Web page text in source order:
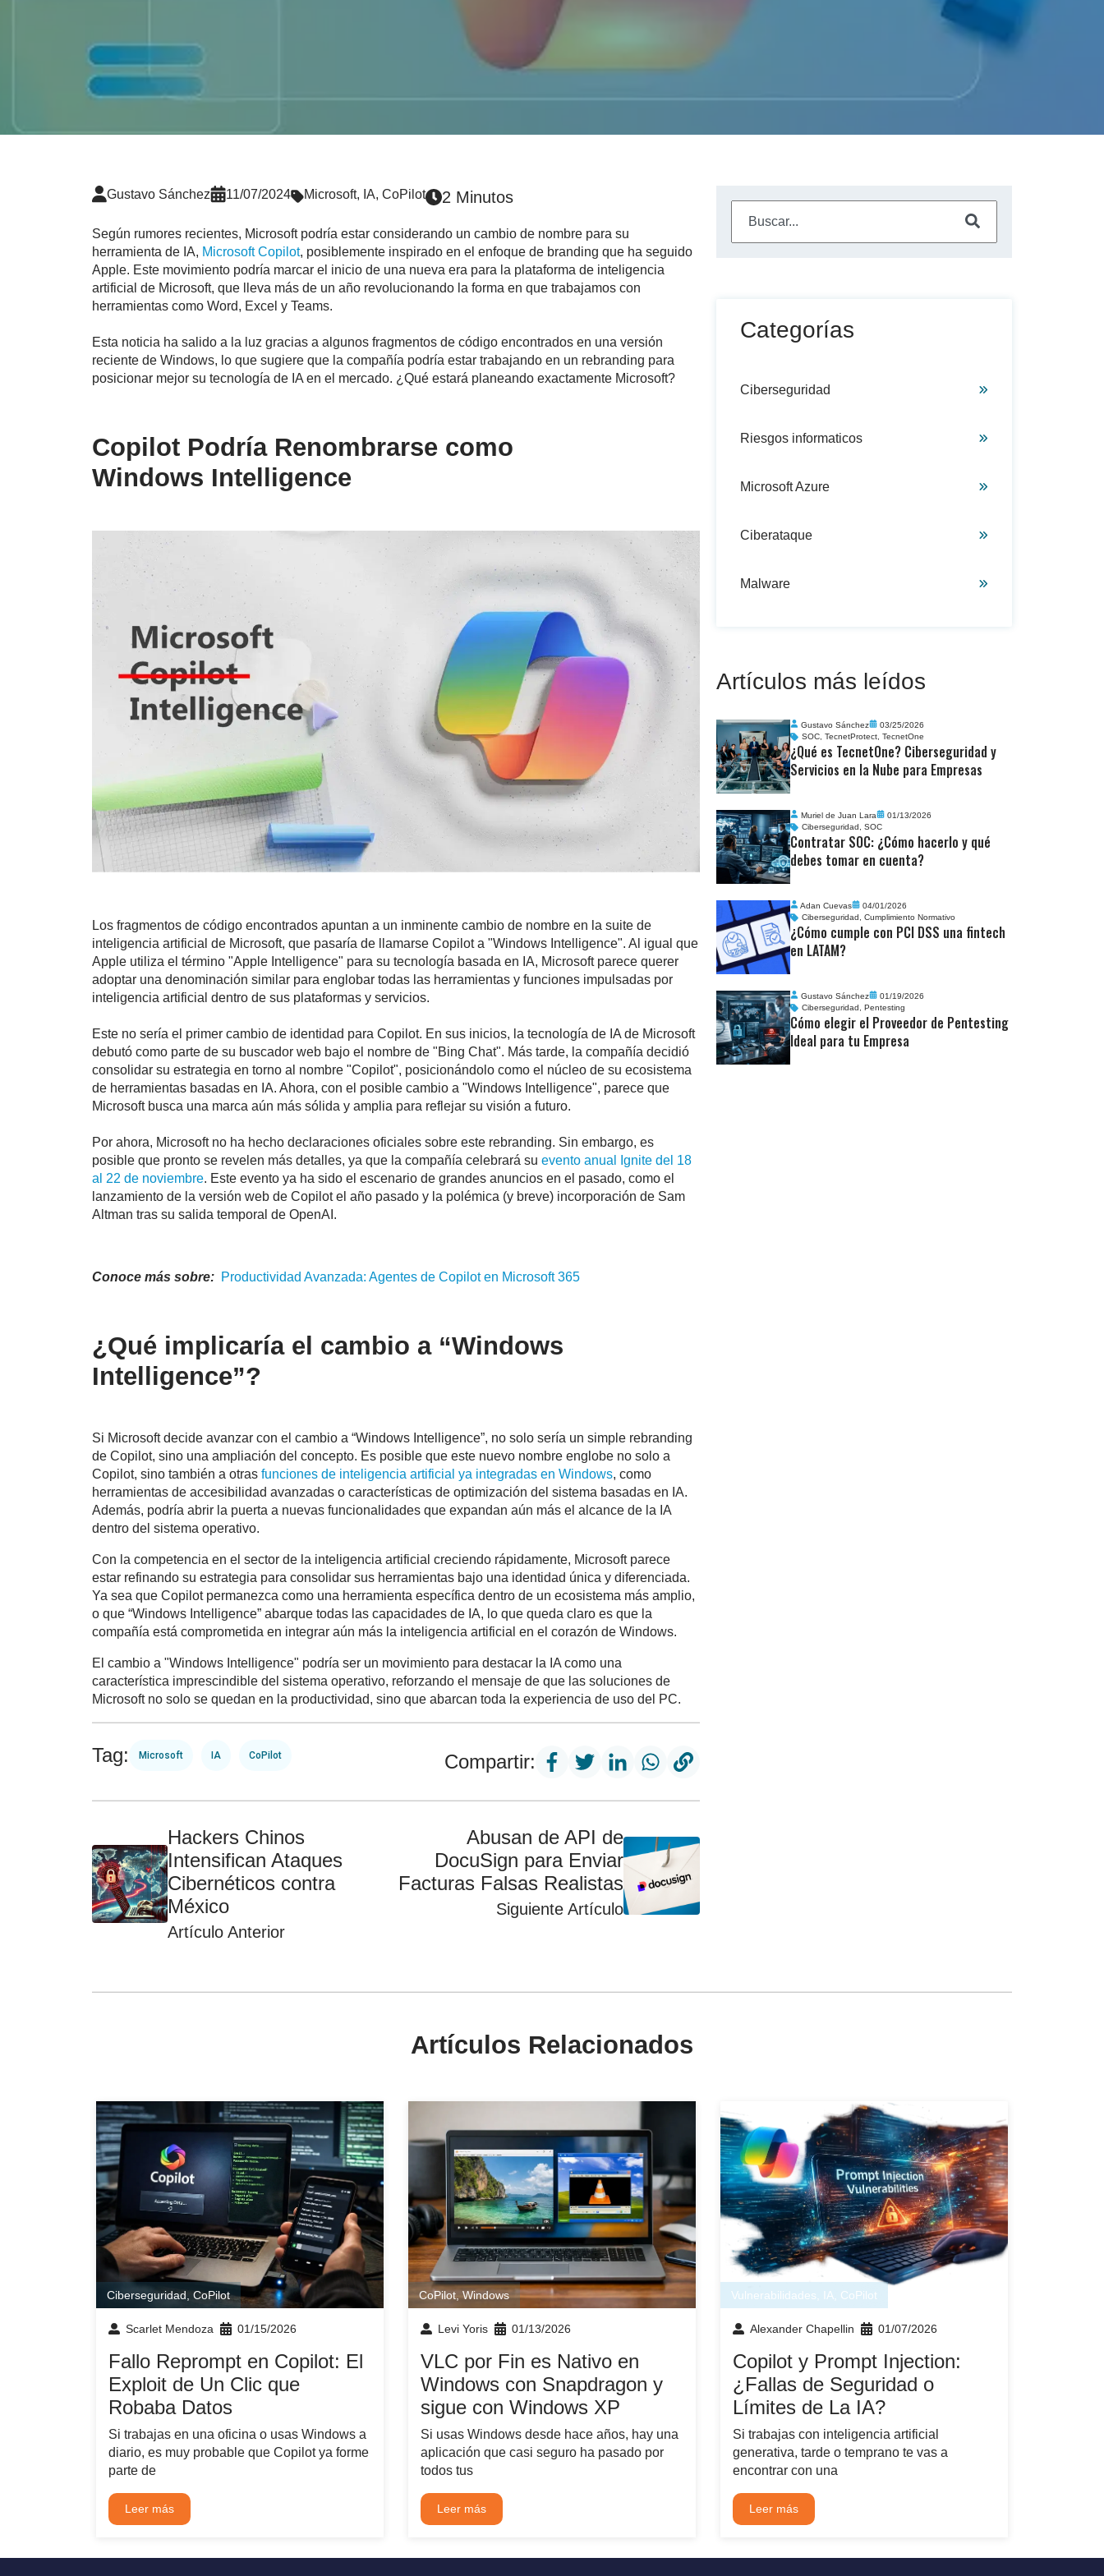
Gustavo Sánchez 11/07/2024 Microsoft, IA, CoPilot 2 Minutos
Según rumores recientes, Microsoft podría estar considerando un cambio de nombre para su
herramienta de IA, Microsoft Copilot, posiblemente inspirado en el enfoque de branding que ha seguido
Apple. Este movimiento podría marcar el inicio de una nueva era para la plataforma de inteligencia
artificial de Microsoft, que lleva más de un año revolucionando la forma en que trabajamos con
herramientas como Word, Excel y Teams.
Esta noticia ha salido a la luz gracias a algunos fragmentos de código encontrados en una versión
reciente de Windows, lo que sugiere que la compañía podría estar trabajando en un rebranding para
posicionar mejor su tecnología de IA en el mercado. ¿Qué estará planeando exactamente Microsoft?
Copilot Podría Renombrarse como
Windows Intelligence
Los fragmentos de código encontrados apuntan a un inminente cambio de nombre en la suite de
inteligencia artificial de Microsoft, que pasaría de llamarse Copilot a "Windows Intelligence". Al igual que
Apple utiliza el término "Apple Intelligence" para su tecnología basada en IA, Microsoft parece querer
adoptar una denominación similar para englobar todas las herramientas y funciones impulsadas por
inteligencia artificial dentro de sus plataformas y servicios.
Este no sería el primer cambio de identidad para Copilot. En sus inicios, la tecnología de IA de Microsoft
debutó como parte de su buscador web bajo el nombre de "Bing Chat". Más tarde, la compañía decidió
consolidar su estrategia en torno al nombre "Copilot", posicionándolo como el núcleo de su ecosistema
de herramientas basadas en IA. Ahora, con el posible cambio a "Windows Intelligence", parece que
Microsoft busca una marca aún más sólida y amplia para reflejar su visión a futuro.
Por ahora, Microsoft no ha hecho declaraciones oficiales sobre este rebranding. Sin embargo, es
posible que pronto se revelen más detalles, ya que la compañía celebrará su evento anual Ignite del 18
al 22 de noviembre. Este evento ya ha sido el escenario de grandes anuncios en el pasado, como el
lanzamiento de la versión web de Copilot el año pasado y la polémica (y breve) incorporación de Sam
Altman tras su salida temporal de OpenAI.
Conoce más sobre: Productividad Avanzada: Agentes de Copilot en Microsoft365
¿Qué implicaría el cambio a “Windows
Intelligence”?
Si Microsoft decide avanzar con el cambio a “Windows Intelligence”, no solo sería un simple rebranding
de Copilot, sino una ampliación del concepto. Es posible que este nuevo nombre englobe no solo a
Copilot, sino también a otras funciones de inteligencia artificial ya integradas en Windows, como
herramientas de accesibilidad avanzadas o características de optimización del sistema basadas en IA.
Además, podría abrir la puerta a nuevas funcionalidades que expandan aún más el alcance de la IA
dentro del sistema operativo.
Con la competencia en el sector de la inteligencia artificial creciendo rápidamente, Microsoft parece
estar refinando su estrategia para consolidar sus herramientas bajo una identidad única y diferenciada.
Ya sea que Copilot permanezca como una herramienta específica dentro de un ecosistema más amplio,
o que “Windows Intelligence” abarque todas las capacidades de IA, lo que queda claro es que la
compañía está comprometida en integrar aún más la inteligencia artificial en el corazón de Windows.
El cambio a "Windows Intelligence" podría ser un movimiento para destacar la IA como una
característica imprescindible del sistema operativo, reforzando el mensaje de que las soluciones de
Microsoft no solo se quedan en la productividad, sino que abarcan toda la experiencia de uso del PC.
Tag: Microsoft IA CoPilot Compartir:
Hackers Chinos
Intensifican Ataques
Cibernéticos contra
México
Artículo Anterior
Abusan de API de
DocuSign para Enviar
Facturas Falsas Realistas
Siguiente Artículo
Categorías
Ciberseguridad
Riesgos informaticos
Microsoft Azure
Ciberataque
Malware
Artículos más leídos
Gustavo Sánchez
03/25/2026
SOC, TecnetProtect, TecnetOne
¿Qué es TecnetOne? Ciberseguridad y
Servicios en la Nube para Empresas
Muriel de Juan Lara
01/13/2026
Ciberseguridad, SOC
Contratar SOC: ¿Cómo hacerlo y qué
debes tomar en cuenta?
Adan Cuevas
04/01/2026
Ciberseguridad, Cumplimiento Normativo
¿Cómo cumple con PCI DSS una fintech
en LATAM?
Gustavo Sánchez
01/19/2026
Ciberseguridad, Pentesting
Cómo elegir el Proveedor de Pentesting
Ideal para tu Empresa
Artículos Relacionados
Ciberseguridad CoPilot
Scarlet Mendoza 01/15/2026
Fallo Reprompt en Copilot: El
Exploit de Un Clic que
Robaba Datos
Si trabajas en una oficina o usas Windows a
diario, es muy probable que Copilot ya forme
parte de
Leer más
CoPilot, Windows
Levi Yoris 01/13/2026
VLC por Fin es Nativo en
Windows con Snapdragon y
sigue con Windows XP
Si usas Windows desde hace años, hay una
aplicación que casi seguro ha pasado por
todos tus
Leer más
Vulnerabilidades IA CoPilot
Alexander Chapellin 01/07/2026
Copilot y Prompt Injection:
¿Fallas de Seguridad o
Límites de La IA?
Si trabajas con inteligencia artificial
generativa, tarde o temprano te vas a
encontrar con una
Leer más